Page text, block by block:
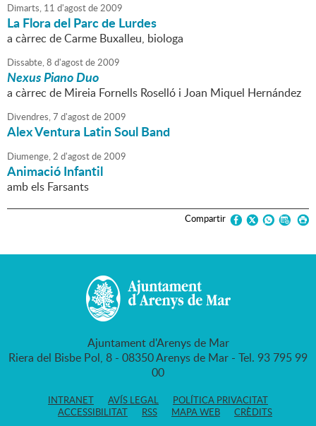
Dimarts, 11 d'agostde2009
La Flora del Parc de Lurdes
a càrrec de Carme Buxalleu, biologa
Dissabte,8 d'agostde2009
Nexus Piano Duo
a càrrec de Mireia Fornells Roselló i Joan Miquel Hernández
Divendres,7 d'agostde2009
Alex Ventura Latin Soul Band
Diumenge,2 d'agostde2009
Animació Infantil
amb els Farsants
Compartir
Ajuntament d'Arenys de Mar
Riera del Bisbe Pol, 8 - 08350 Arenys de Mar - Tel. 93 795 99
00
INTRANET AVÍS LEGAL
POLÍTICA PRIVACITAT
ACCESSIBILITAT
RSS MAPA WEB CRÈDITS